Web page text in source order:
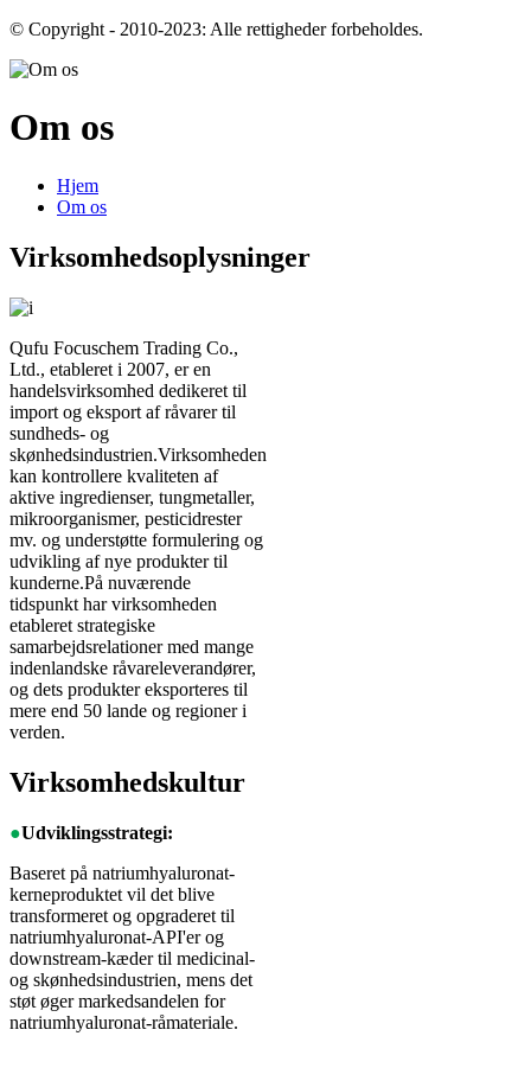
© Copyright - 2010-2023: Alle rettigheder forbeholdes.
Om os
Hjem
Om os
Virksomhedsoplysninger
Qufu Focuschem Trading Co.,
Ltd., etableret i 2007, er en
handelsvirksomhed dedikeret til
import og eksport af råvarer til
sundheds- og
skønhedsindustrien.Virksomheden
kan kontrollere kvaliteten af ​​
aktive ingredienser, tungmetaller,
mikroorganismer, pesticidrester
mv. og understøtte formulering og
udvikling af nye produkter til
kunderne.På nuværende
tidspunkt har virksomheden
etableret strategiske
samarbejdsrelationer med mange
indenlandske råvareleverandører,
og dets produkter eksporteres til
mere end 50 lande og regioner i
verden.
Virksomhedskultur
●Udviklingsstrategi:
Baseret på natriumhyaluronat-
kerneproduktet vil det blive
transformeret og opgraderet til
natriumhyaluronat-API'er og
downstream-kæder til medicinal-
og skønhedsindustrien, mens det
støt øger markedsandelen for
natriumhyaluronat-råmateriale.